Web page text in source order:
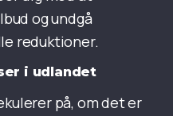
og undgå
reduktioner.
i udlandet
på, om det er